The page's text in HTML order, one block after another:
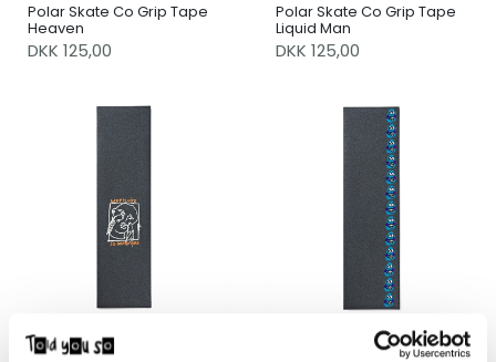
Polar Skate Co Grip Tape
Heaven
DKK 125,00
Polar Skate Co Grip Tape
Liquid Man
DKK 125,00
Polar Skate Co Grip Damn
Hard Griptape
Polar Skate Co Grip Dane